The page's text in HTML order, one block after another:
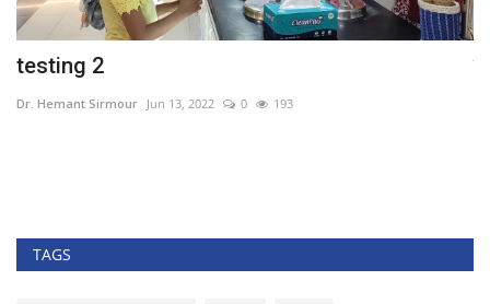
testing 2
Dr. Hemant Sirmour Jun 13, 2022 0 193
TAGS